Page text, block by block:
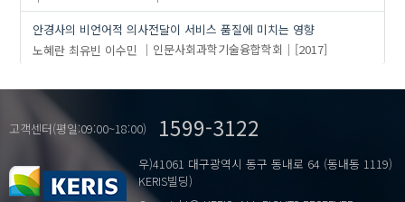
안경사의 비언어적 의사전달이 서비스 품질에 미치는 영향
노혜란 최유빈 이수민 인문사회과학기술융합학회 [2017]
고객센터(평일:09:00~18:00) 1599-3122
우)41061 대구광역시 동구 동내로 64 (동내동 1119)
KERIS빌딩)